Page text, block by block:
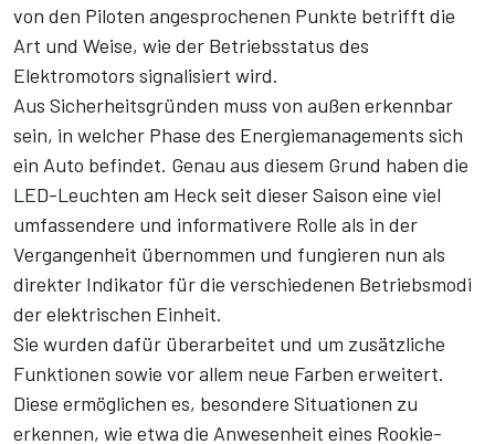
von den Piloten angesprochenen Punkte betrifft die
Art und Weise, wie der Betriebsstatus des
Elektromotors signalisiert wird.
Aus Sicherheitsgründen muss von außen erkennbar
sein, in welcher Phase des Energiemanagements sich
ein Auto befindet. Genau aus diesem Grund haben die
LED-Leuchten am Heck seit dieser Saison eine viel
umfassendere und informativere Rolle als in der
Vergangenheit übernommen und fungieren nun als
direkter Indikator für die verschiedenen Betriebsmodi
der elektrischen Einheit.
Sie wurden dafür überarbeitet und um zusätzliche
Funktionen sowie vor allem neue Farben erweitert.
Diese ermöglichen es, besondere Situationen zu
erkennen, wie etwa die Anwesenheit eines Rookie-